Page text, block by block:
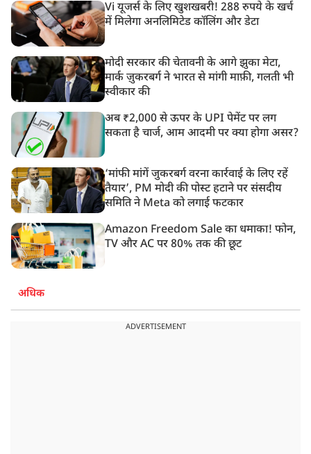
Vi यूजर्स के लिए खुशखबरी! 288 रुपये के खर्च
में मिलेगा अनलिमिटेड कॉलिंग और डेटा
मोदी सरकार की चेतावनी के आगे झुका मेटा,
मार्क ज़ुकरबर्ग ने भारत से मांगी माफ़ी, गलती भी
स्वीकार की
अब ₹2,000 से ऊपर के UPI पेमेंट पर लग
सकता है चार्ज, आम आदमी पर क्या होगा असर?
‘मांफी मांगें जुकरबर्ग वरना कार्रवाई के लिए रहें
तैयार’, PM मोदी की पोस्ट हटाने पर संसदीय
समिति ने Meta को लगाई फटकार
Amazon Freedom Sale का धमाका! फोन,
TV और AC पर 80% तक की छूट
अधिक
ADVERTISEMENT